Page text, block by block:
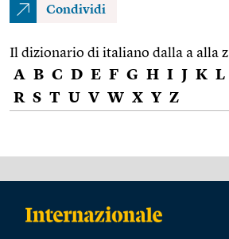
Condividi
Il dizionario di italiano dalla a alla z
A B C D E F G H I J K L
R S T U V W X Y Z